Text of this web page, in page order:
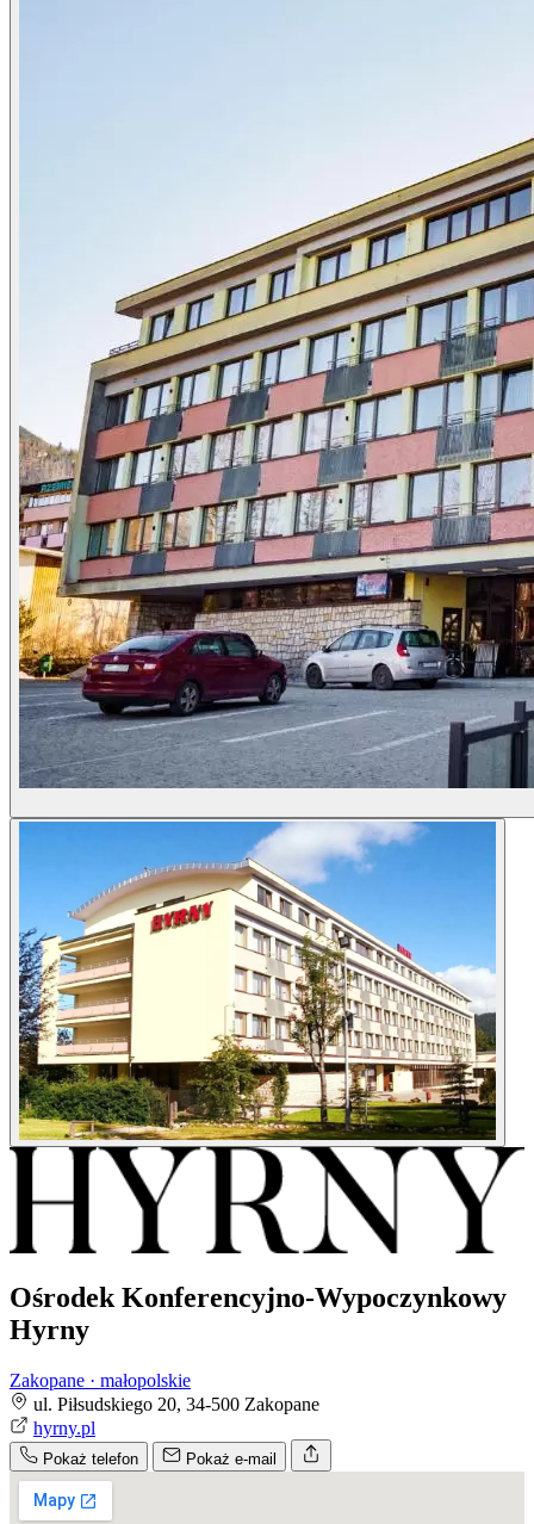
Ośrodek Konferencyjno-Wypoczynkowy
Hyrny
Zakopane · małopolskie
ul. Piłsudskiego 20, 34-500 Zakopane
hyrny.pl
Pokaż telefon Pokaż e-mail